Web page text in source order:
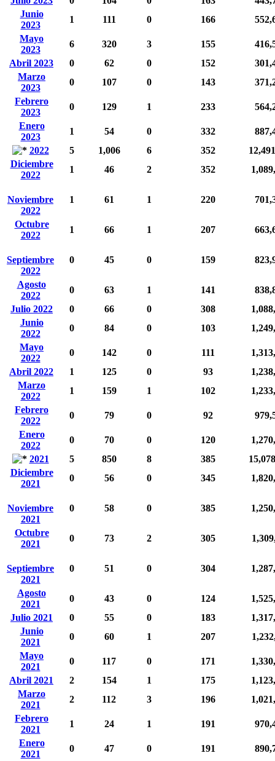
Junio
2023
1 111 0 166
Mayo
2023
6 320 3 155
Abril 2023
0 62 0 152
Marzo
2023
0 107 0 143
Febrero
2023
0 129 1 233
Enero
2023
1 54 0 332
2022
5 1,006 6 352
Diciembre
2022
1 46 2 352
Noviembre
2022
1 61 1 220
Octubre
2022
1 66 1 207
Septiembre
2022
0 45 0 159
Agosto
2022
0 63 1 141
Julio 2022
0 66 0 308
Junio
2022
0 84 0 103
Mayo
2022
0 142 0 111
Abril 2022
1 125 0 93
Marzo
2022
1 159 1 102
Febrero
2022
0 79 0 92
Enero
2022
0 70 0 120
2021
5 850 8 385
Diciembre
2021
0 56 0 345
Noviembre
2021
0 58 0 385
Octubre
2021
0 73 2 305
Septiembre
2021
0 51 0 304
Agosto
2021
0 43 0 124
Julio 2021
0 55 0 183
Junio
2021
0 60 1 207
Mayo
2021
0 117 0 171
Abril 2021
2 154 1 175
Marzo
2021
2 112 3 196
Febrero
2021
1 24 1 191
Enero
2021
0 47 0 191